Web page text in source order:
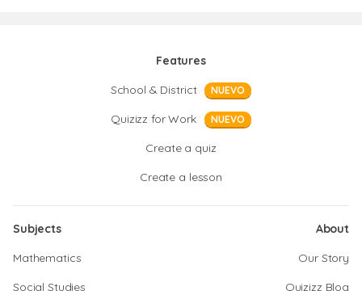
Features
School & District
NUEVO
Quizizz for Work NUEVO
Create a quiz
Create a lesson
Subjects
Mathematics
Social Studies
About
Our Story
Quizizz Blog